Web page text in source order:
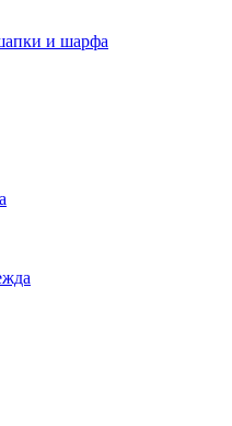
и шарфа